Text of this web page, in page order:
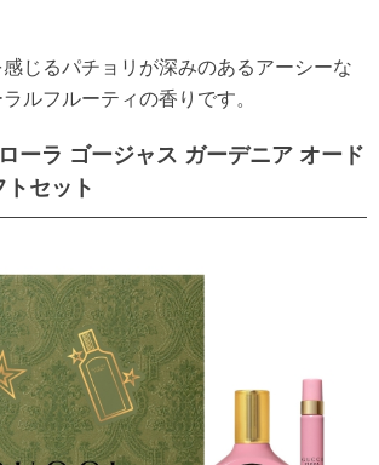
じるパチョリが深みのあるアーシーな
ルフルーティの香りです。
ーラ ゴージャス ガーデニア オード
セット